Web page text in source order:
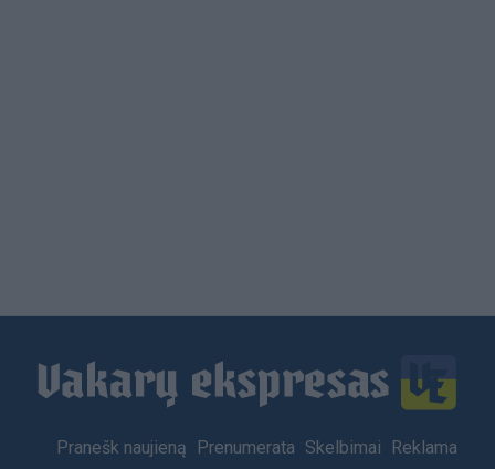
Footer
Pranešk naujieną Prenumerata Skelbimai
Reklama